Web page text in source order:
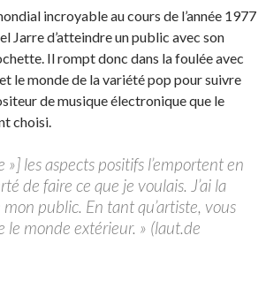
incroyable au cours de l’année 1977
Jarre d’atteindre un public avec son
Il rompt donc dans la foulée avec
le monde de la variété pop pour suivre
de musique électronique que le
choisi.
»] les aspects positifs l’emportent en
de faire ce que je voulais. J’ai la
public. En tant qu’artiste, vous
le monde extérieur. » (laut.de